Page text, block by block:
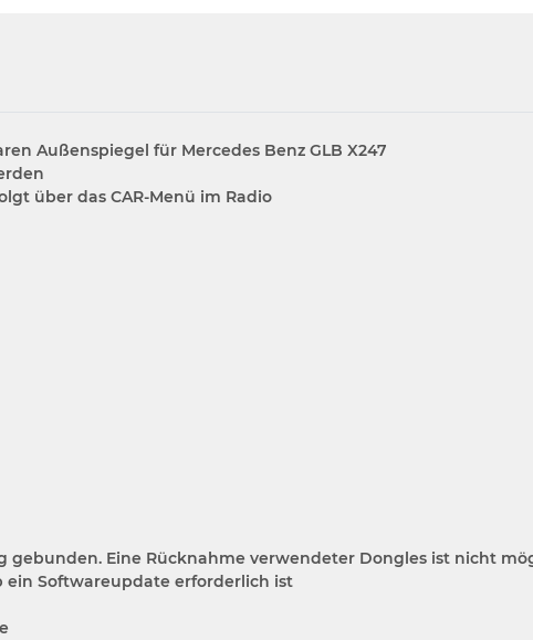
Außenspiegel für Mercedes Benz GLB X247
über das CAR-Menü im Radio
Eine Rücknahme verwendeter Dongles ist nicht
ein Softwareupdate erforderlich ist